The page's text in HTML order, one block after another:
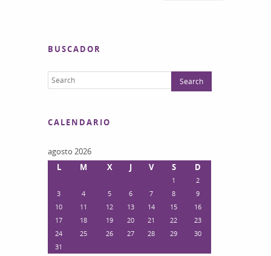
BUSCADOR
CALENDARIO
agosto 2026
L
M X J V S D
1
2
3
4 5 6 7 8
9
10
11 12 13 14 15
16
17
18 19 20 21 22
23
24
25 26 27 28 29
30
31